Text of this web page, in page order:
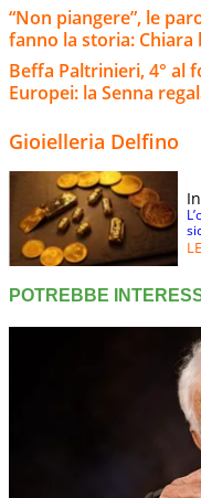
“Non piangere”, le
fanno la storia: Chiara
Beffa Paltrinieri, 4° al
Europei: la Senna
Gioielleria Delfino